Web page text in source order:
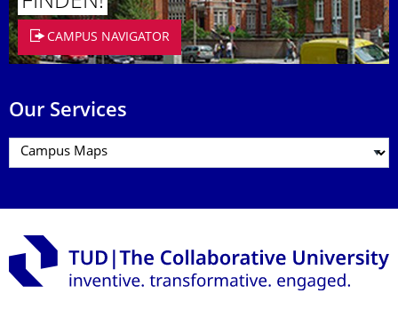
CAMPUS NAVIGATOR
Our Services